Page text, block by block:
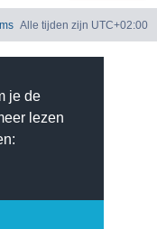
je de
lezen
Alle tijden zijn UTC+02:00
.
©
GZIP: On |